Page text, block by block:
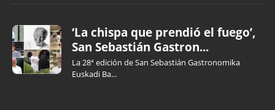
‘La chispa que prendió el fuego’,
San Sebastián Gastron...
La 28ª edición de San Sebastián Gastronomika
Euskadi Ba...